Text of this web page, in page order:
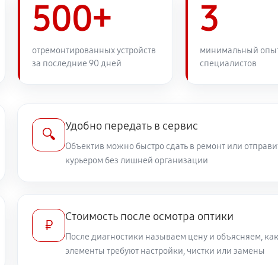
1040 руб 60 минут
60 минут
810 руб 60 минут
540 руб 60 минут
1710 руб 60 минут
500+
отремонтированных устройств
за последние 90 дней
3
минимальный
специалистов
🔍
Удобно передать в сервис
Объектив можно быстро сдать в ремонт или
курьером без лишней организации
₽
Стоимость после осмотра оптики
После диагностики называем цену и объясняем,
элементы требуют настройки, чистки или замены